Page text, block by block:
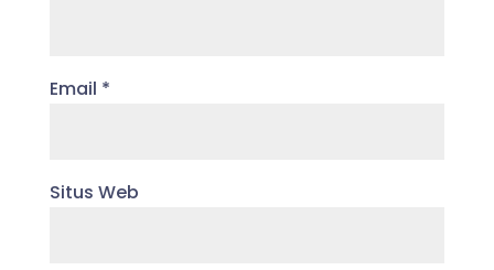
Email *
Situs Web